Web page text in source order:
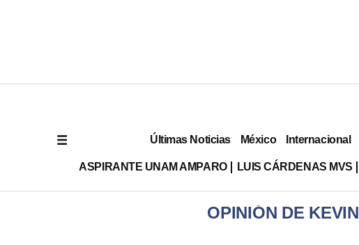
Últimas Noticias México Internacional
ASPIRANTE UNAM AMPARO LUIS CÁRDENAS MVS
OPINIÓN DE